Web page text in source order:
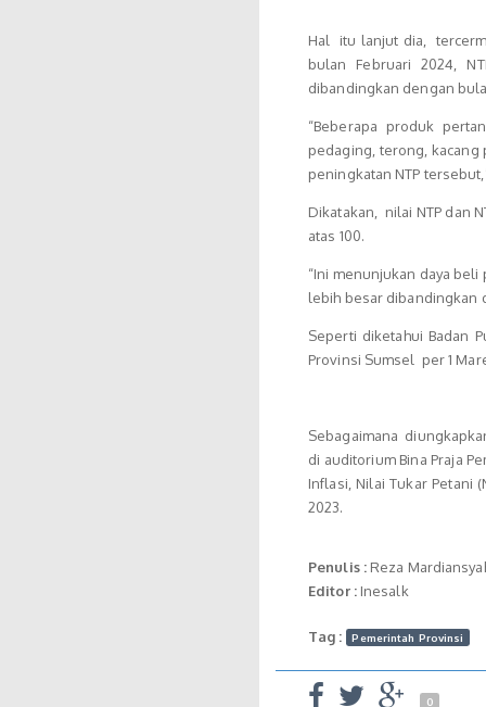
Hal itu lanjut dia,
bulan Februari 2024,
dibandingkan dengan
“Beberapa produk
pedaging, terong,
peningkatan NTP
Dikatakan, nilai NTP dan
atas 100.
“Ini menunjukan daya
lebih besar dibandingkan
Seperti diketahui Badan
Provinsi Sumsel per 1
Sebagaimana
di auditorium Bina Praja
Inflasi, Nilai Tukar Petani
2023.
Penulis :Reza
Editor :Inesalk
Tag : Pemerintah Provinsi
0